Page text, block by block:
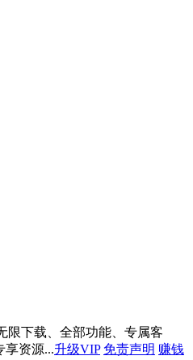
限下载、全部功能、专属客
享资源...升级VIP 免责声明 赚钱